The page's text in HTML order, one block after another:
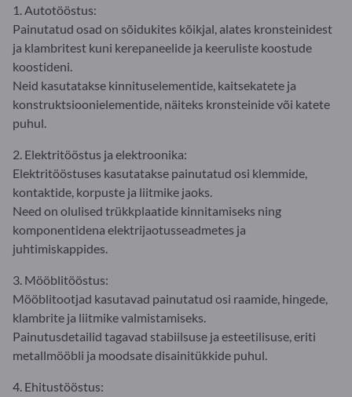
1. Autotööstus:
Painutatud osad on sõidukites kõikjal, alates kronsteinidest
ja klambritest kuni kerepaneelide ja keeruliste koostude
koostideni.
Neid kasutatakse kinnituselementide, kaitsekatete ja
konstruktsioonielementide, näiteks kronsteinide või katete
puhul.
2. Elektritööstus ja elektroonika:
Elektritööstuses kasutatakse painutatud osi klemmide,
kontaktide, korpuste ja liitmike jaoks.
Need on olulised trükkplaatide kinnitamiseks ning
komponentidena elektrijaotusseadmetes ja
juhtimiskappides.
3. Mööblitööstus:
Mööblitootjad kasutavad painutatud osi raamide, hingede,
klambrite ja liitmike valmistamiseks.
Painutusdetailid tagavad stabiilsuse ja esteetilisuse, eriti
metallmööbli ja moodsate disainitükkide puhul.
4. Ehitustööstus: